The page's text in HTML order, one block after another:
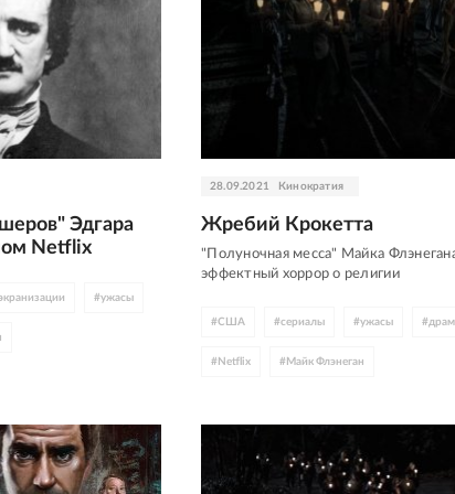
Эдгара
Netflix
#ужасы
28.09.2021 Кинократия
Жребий Крокетта
"Полуночная месса" Майка
эффектный хоррор о религии
#США #сериалы #ужасы #
# Netflix # Майк Флэнеган